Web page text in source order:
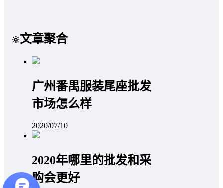
文章聚合
广州番禺服装尾座批发
市场怎么样
2020/07/10
2020年哪里的批发和采
购会更好